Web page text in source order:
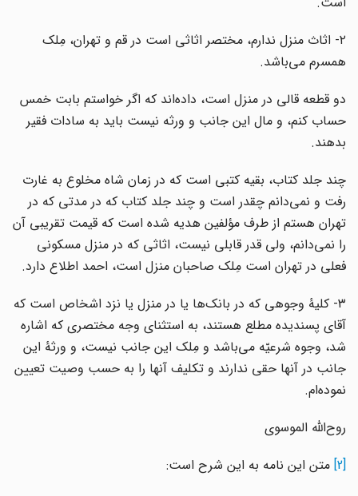
۲- اثاث منزل ندارم، مختصر اثاثی است در قم و تهران، مِلک
همسرم می‌باشد.
دو قطعه قالی در منزل است، داده‌اند که اگر خواستم بابت خمس
حساب کنم، و مال این جانب و ورثه نیست باید به سادات فقیر
بدهند.
چند جلد کتاب، بقیه کتبی است که در زمان شاه مخلوع به غارت
رفت و نمی‌دانم چقدر است و چند جلد کتاب که در مدتی که در
تهران هستم از طرف مؤلفین هدیه شده است که قیمت تقریبی آن
را نمی‌دانم، ولی قدر قابلی نیست، اثاثی که در منزل مسکونی
فعلی در تهران است مِلک صاحبان منزل است، احمد اطلاع دارد.
۳- کلیۀ وجوهی که در بانک‌ها یا در منزل یا نزد اشخاص است که
آقای پسندیده مطلع هستند، به استثنای وجه مختصری که اشاره
شد، وجوه شرعیّه می‌باشد و مِلک این جانب نیست، و ورثۀ این
جانب در آنها حقی ندارند و تکلیف آنها را به حسب وصیت تعیین
نموده‌ام.
روح‌الله الموسوی
متن این نامه به این شرح است: